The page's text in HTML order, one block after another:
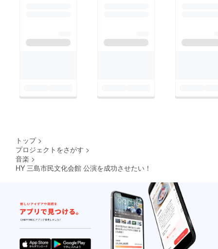
トップ >
プロジェクトをさがす >
音楽 >
HY 三島市民文化会館 公演を成功させたい！